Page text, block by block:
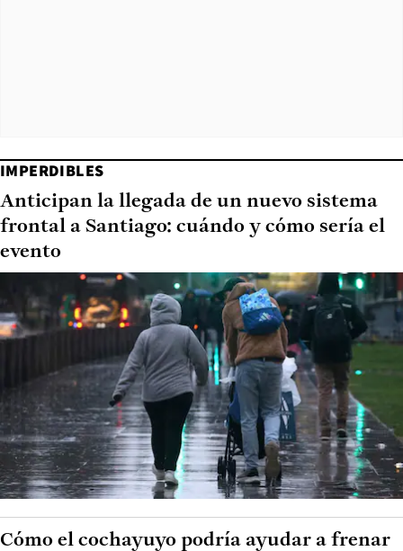
IMPERDIBLES
Anticipan la llegada de un nuevo sistema
frontal a Santiago: cuándo y cómo sería el
evento
Cómo el cochayuyo podría ayudar a frenar